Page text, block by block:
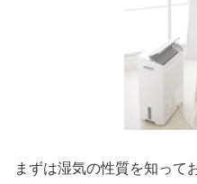
まずは湿気の性質を知って